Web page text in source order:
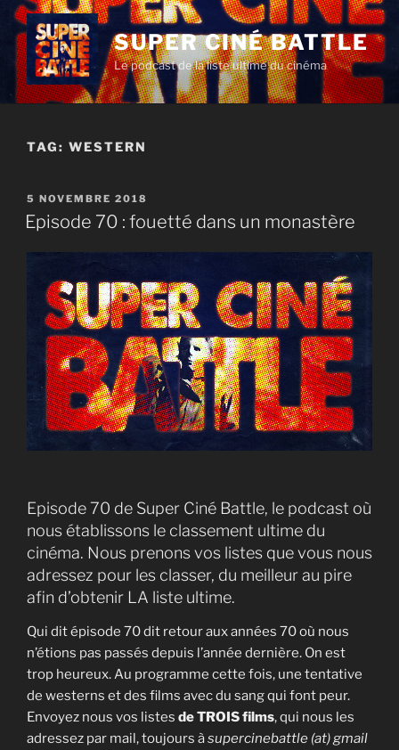
Aller
contenu
principal
SUPER CINÉ BATTLE
Le podcast de la liste ultime du cinéma
TAG: WESTERN
PUBLIÉ
LE
5 NOVEMBRE 2018
Episode 70 : fouetté dans un monastère
Episode 70 de Super Ciné Battle, le podcast où
nous établissons le classement ultime du
cinéma. Nous prenons vos listes que vous nous
adressez pour les classer, du meilleur au pire
afin d’obtenir LA liste ultime.
Qui dit épisode 70 dit retour aux années 70 où nous
n’étions pas passés depuis l’année dernière. On est
trop heureux. Au programme cette fois, une tentative
de westerns et des films avec du sang qui font peur.
Envoyez nous vos listes de TROIS films, qui nous les
adressez par mail, toujours àsupercinebattle (at) gmail